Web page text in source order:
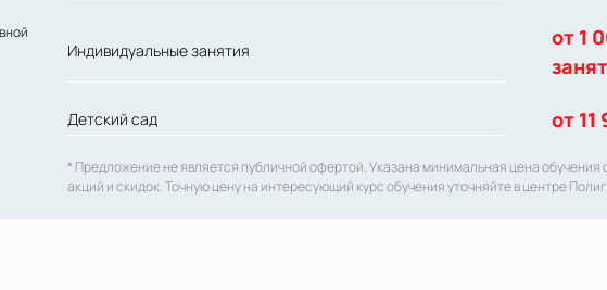
Индивидуальные занятия
от 1
Детский сад от
* Предложение не является публичной офертой. Указана минимальная цена обучения
акций и скидок. Точную цену на интересующий курс обучения уточняйте в центре